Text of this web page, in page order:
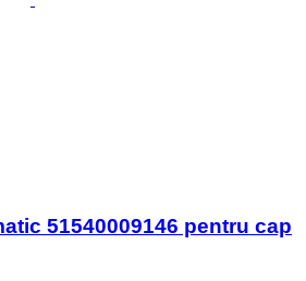
51540009146 pentru cap